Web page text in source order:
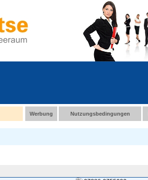
Werbung Nutzungsbedingungen